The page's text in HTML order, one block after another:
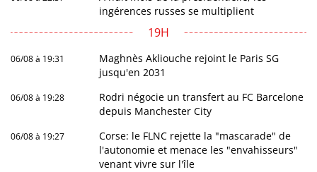
ingérences russes se multiplient
19H
06/08 à 19:31
Maghnès Akliouche rejoint le Paris SG
jusqu'en 2031
06/08 à 19:28
Rodri négocie un transfert au FC Barcelone
depuis Manchester City
06/08 à 19:27
Corse: le FLNC rejette la "mascarade" de
l'autonomie et menace les "envahisseurs"
venant vivre sur l'île